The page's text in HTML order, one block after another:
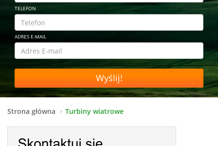
TELEFON
ADRES E-MAIL
Wyślij!
Strona główna Turbiny wiatrowe